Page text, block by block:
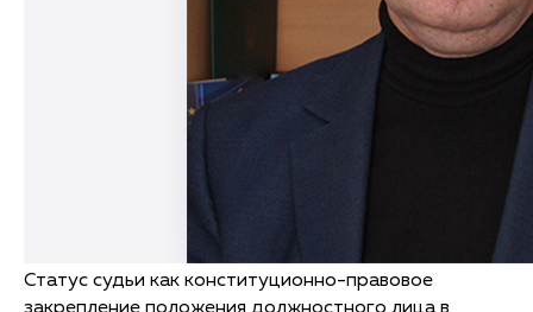
Статус судьи как конституционно-правовое